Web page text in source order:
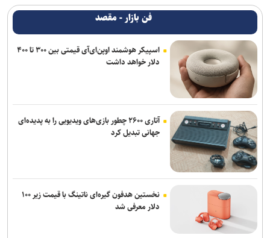
فن بازار - مقصد
اسپیکر هوشمند اوپن‌ای‌آی قیمتی بین ۳۰۰ تا ۴۰۰
دلار خواهد داشت
آتاری ۲۶۰۰ چطور بازی‌های ویدیویی را به پدیده‌ای
جهانی تبدیل کرد
نخستین هدفون گیره‌ای ناتینگ با قیمت زیر ۱۰۰
دلار معرفی شد